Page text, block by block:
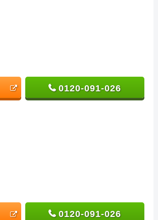
0120-091-026
0120-091-026